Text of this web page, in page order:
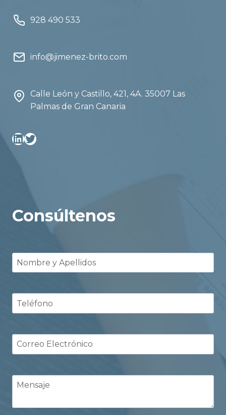
928 490 533
info@jimenez-brito.com
Calle León y Castillo, 421, 4A. 35007 Las
Palmas de Gran Canaria
Linkedin
Twitter
Consúltenos